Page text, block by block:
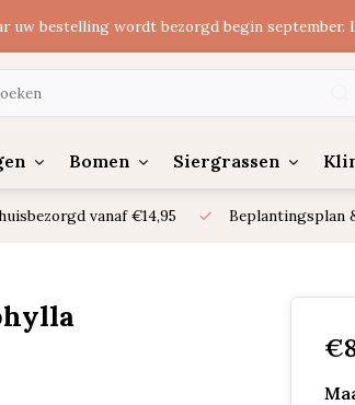
uw bestelling wordt bezorgd begin september.
Bomen Siergrassen
vanaf €14,95 Beplantingsplan